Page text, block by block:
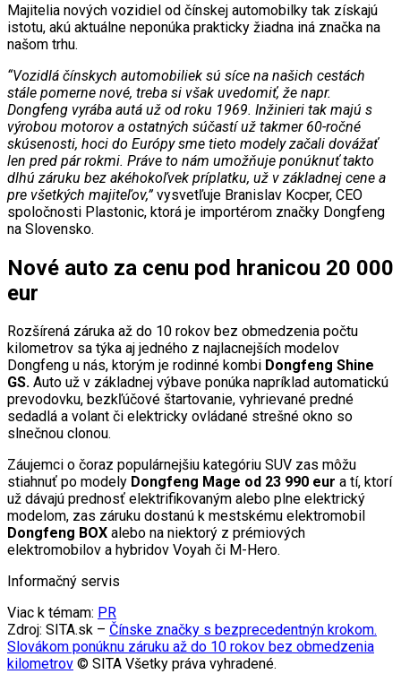
Majitelia nových vozidiel od čínskej automobilky tak získajú
istotu, akú aktuálne neponúka prakticky žiadna iná značka na
našom trhu.
“Vozidlá čínskych automobiliek sú síce na našich cestách
stále pomerne nové, treba si však uvedomiť, že napr.
Dongfeng vyrába autá už od roku 1969. Inžinieri tak majú s
výrobou motorov a ostatných súčastí už takmer 60-ročné
skúsenosti, hoci do Európy sme tieto modely začali dovážať
len pred pár rokmi. Práve to nám umožňuje ponúknuť takto
dlhú záruku bez akéhokoľvek príplatku, už v základnej cene a
pre všetkých majiteľov,”vysvetľuje Branislav Kocper, CEO
spoločnosti Plastonic, ktorá je importérom značky Dongfeng
na Slovensko.
Nové auto za cenu pod hranicou 20 000
eur
Rozšírená záruka až do 10 rokov bez obmedzenia počtu
kilometrov sa týka aj jedného z najlacnejších modelov
Dongfeng u nás, ktorým je rodinné kombi Dongfeng Shine
GS. Auto už v základnej výbave ponúka napríklad automatickú
prevodovku, bezkľúčové štartovanie, vyhrievané predné
sedadlá a volant či elektricky ovládané strešné okno so
slnečnou clonou.
Záujemci o čoraz populárnejšiu kategóriu SUV zas môžu
stiahnuť po modely Dongfeng Mage od 23 990 eur a tí, ktorí
už dávajú prednosť elektrifikovaným alebo plne elektrický
modelom, zas záruku dostanú k mestskému elektromobil
Dongfeng BOX alebo na niektorý z prémiových
elektromobilov a hybridov Voyah či M-Hero.
Informačný servis
Viac k témam: PR
Zdroj: SITA.sk – Čínske značky s bezprecedentnýn krokom.
Slovákom ponúknu záruku až do 10 rokov bez obmedzenia
kilometrov © SITA Všetky práva vyhradené.